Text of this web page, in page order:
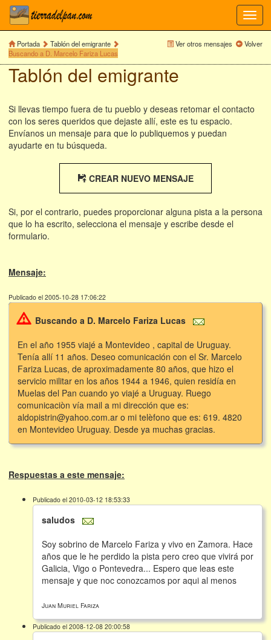
Portada
Tablón del emigrante
Buscando a D. Marcelo Fariza Lucas
Ver otros mensajes Volver
Tablón del emigrante
Si llevas tiempo fuera de tu pueblo y deseas retomar el contacto
con los seres queridos que dejaste allí, este es tu espacio.
Envíanos un mensaje para que lo publiquemos y puedan
ayudarte en tu búsqueda.
CREAR NUEVO MENSAJE
Si, por el contrario, puedes proporcionar alguna pista a la persona
que lo ha escrito, selecciona el mensaje y escribe desde el
formulario.
Mensaje:
Publicado el 2005-10-28 17:06:22
Buscando a D. Marcelo Fariza Lucas
En el año 1955 viajé a Montevideo , capital de Uruguay.
Tenía allí 11 años. Deseo comunicación con el Sr. Marcelo
Fariza Lucas, de aproximadamente 80 años, que hizo el
servicio militar en los años 1944 a 1946, quien residía en
Muelas del Pan cuando yo viajé a Uruguay. Ruego
comunicaciòn vía mail a mi dirección que es:
aldopistrin@yahoo.com.ar o mi telèfono que es: 619. 4820
en Montevideo Uruguay. Desde ya muchas gracias.
Respuestas a este mensaje:
Publicado el 2010-03-12 18:53:33
saludos
Soy sobrino de Marcelo Fariza y vivo en Zamora. Hace
años que le he perdido la pista pero creo que vivirá por
Galicia, Vigo o Pontevedra... Espero que leas este
mensaje y que noc conozcamos por aqui al menos
Juan Muriel Fariza
Publicado el 2008-12-08 20:00:58